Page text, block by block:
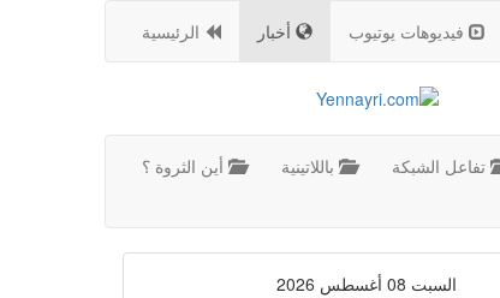
الرئيسية أخبار فيديوهات يوتيوب
أين الثروة ؟
باللاتينية تفاعل الشبكة
السبت 08 أغسطس 2026